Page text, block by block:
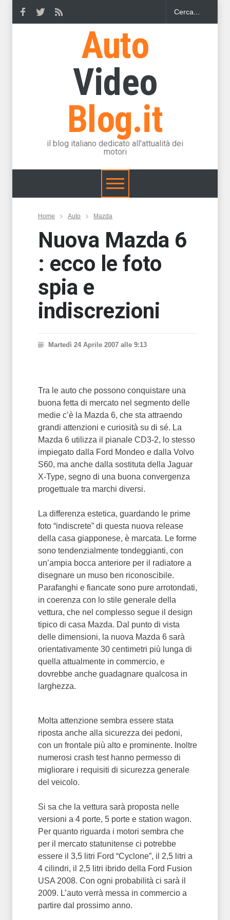
Auto
Video
Blog.it
il blog italiano dedicato all'attualità dei
motori
Home Auto Mazda
Nuova Mazda 6
: ecco le foto
spia e
indiscrezioni
Martedì 24 Aprile 2007 alle 9:13
Tra le auto che possono conquistare una
buona fetta di mercato nel segmento delle
medie c’è la Mazda 6, che sta attraendo
grandi attenzioni e curiosità su di sé. La
Mazda 6 utilizza il pianale CD3-2, lo stesso
impiegato dalla Ford Mondeo e dalla Volvo
S60, ma anche dalla sostituta della Jaguar
X-Type, segno di una buona convergenza
progettuale tra marchi diversi.
La differenza estetica, guardando le prime
foto “indiscrete” di questa nuova release
della casa giapponese, è marcata. Le forme
sono tendenzialmente tondeggianti, con
un’ampia bocca anteriore per il radiatore a
disegnare un muso ben riconoscibile.
Parafanghi e fiancate sono pure arrotondati,
in coerenza con lo stile generale della
vettura, che nel complesso segue il design
tipico di casa Mazda. Dal punto di vista
delle dimensioni, la nuova Mazda 6 sarà
orientativamente 30 centimetri più lunga di
quella attualmente in commercio, e
dovrebbe anche guadagnare qualcosa in
larghezza.
Molta attenzione sembra essere stata
riposta anche alla sicurezza dei pedoni,
con un frontale più alto e prominente. Inoltre
numerosi crash test hanno permesso di
migliorare i requisiti di sicurezza generale
del veicolo.
Si sa che la vettura sarà proposta nelle
versioni a 4 porte, 5 porte e station wagon.
Per quanto riguarda i motori sembra che
per il mercato statunitense ci potrebbe
essere il 3,5 litri Ford “Cyclone”, il 2,5 litri a
4 cilindri, il 2,5 litri ibrido della Ford Fusion
USA 2008. Con ogni probabilità ci sarà il
2009. L’auto verrà messa in commercio a
partire dal prossimo anno.